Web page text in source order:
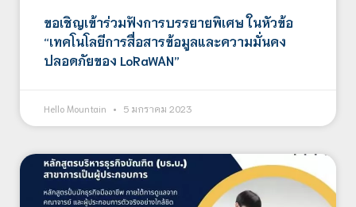
ขอเชิญเข้าร่วมฟังการบรรยายพิเศษ ในหัวข้อ
“เทคโนโลยีการสื่อสารข้อมูลและความมั่นคง
ปลอดภัยของ LoRaWAN”
Hello Mountain 5 มกราคม 2023